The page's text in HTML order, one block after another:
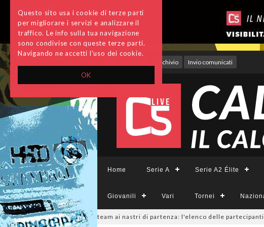
OK
Questo sito usa i cookie di terze parti
per migliorare i servizi e analizzare il
traffico. Le info sulla tua navigazione
sono condivise con queste terze parti.
Navigando ne accetti l'uso dei cookie.
Archivio Invio comunicati
Home Serie A Serie A2 Élite
Giovanili Vari Tornei
sono 14 i team ai nastri di partenza: l'elenco delle partecipanti laziali